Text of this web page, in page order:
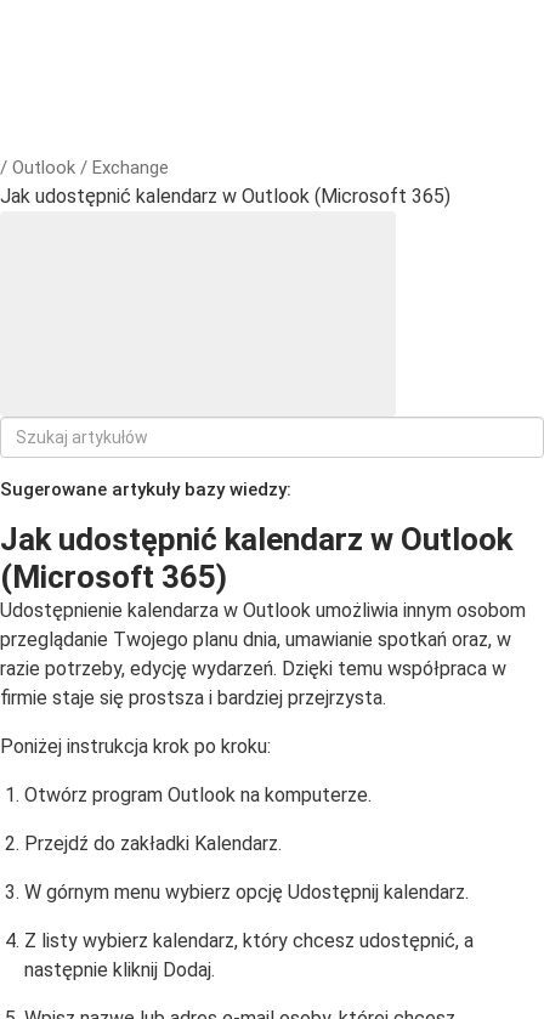
/ Outlook / Exchange
Jak udostępnić kalendarz w Outlook (Microsoft 365)
Sugerowane artykuły bazy wiedzy:
Jak udostępnić kalendarz w Outlook
(Microsoft 365)
Udostępnienie kalendarza w Outlook umożliwia innym osobom
przeglądanie Twojego planu dnia, umawianie spotkań oraz, w
razie potrzeby, edycję wydarzeń. Dzięki temu współpraca w
firmie staje się prostsza i bardziej przejrzysta.
Poniżej instrukcja krok po kroku:
Otwórz program Outlook na komputerze.
Przejdź do zakładki Kalendarz.
W górnym menu wybierz opcję Udostępnij kalendarz.
Z listy wybierz kalendarz, który chcesz udostępnić, a
następnie kliknij Dodaj.